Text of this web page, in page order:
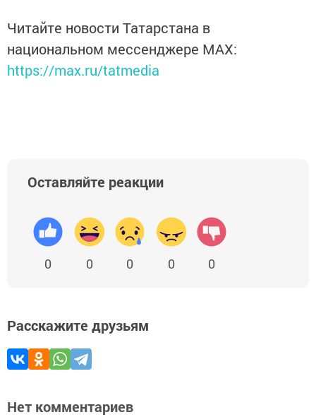
Читайте новости Татарстана в
национальном мессенджере MАХ:
https://max.ru/tatmedia
Оставляйте реакции
0 0 0 0 0
Расскажите друзьям
Нет комментариев